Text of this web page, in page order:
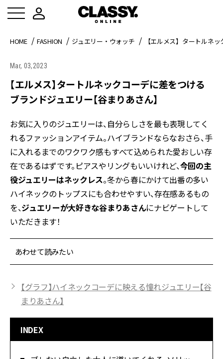
HOME FASHION ジュエリー・ウォッチ 【エルメス】タートルネ
Mar, 03,2023
【エルメス】タートルネックコーデに差をつける
ブランドジュエリー【谷まりあさん】
お気に入りのジュエリーは、自分らしさを最も表現してく
れるファッションアイテム。ハイブランドならなおさら、手
に入れるまでのワクワク感もすべて込められた愛おしい存
在であるはずです。ピアスやリングもいいけれど、今回の主
役ジュエリーはネックレス。冬から春にかけて出番の多い
ハイネックのトップスにも合わせやすい、存在感あるもの
を、ジュエリーが大好きな谷まりあさんにナビゲートして
いただきます！
あわせて読みたい
【グラフ】ハイネックコーデに映える憧れジュエリー【谷
まりあさん】
INDEX